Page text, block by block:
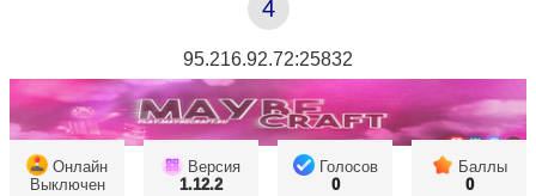
4
95.216.92.72:25832
Онлайн
Выключен
Версия
1.12.2
Голосов
0
Баллы
0